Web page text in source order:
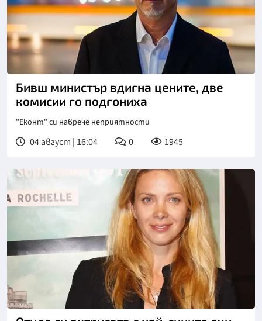
Бивш министър вдигна цените, две
комисии го подгониха
"Еконт" си наврече неприятности
04 август | 16:04 0 1945